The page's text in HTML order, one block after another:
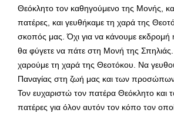
Θεόκλητο τον καθηγούμενο της Μονής,
πατέρες, και γευθήκαμε τη χαρά της
σκοπός μας. Όχι για να κάνουμε εκδρομή
θα φύγετε να πάτε στη Μονή της
χαρούμε τη χαρά της Θεοτόκου. Να
Παναγίας στη ζωή μας και των προσώπων
Τον ευχαριστώ τον πατέρα Θεόκλητο και
πατέρες για όλον αυτόν τον κόπο τον